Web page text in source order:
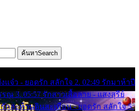
ค้นหาSearch
แจ๋ว - ยอดรัก สลักใจ 2. 02:49 รักมาห้าปี
ณ 3. 05:57 รักสาวเสื้อลาย - แสงสุรีย์
รักสะท้านดินสะเทือน - ยอดรัก สลักใจ 5.